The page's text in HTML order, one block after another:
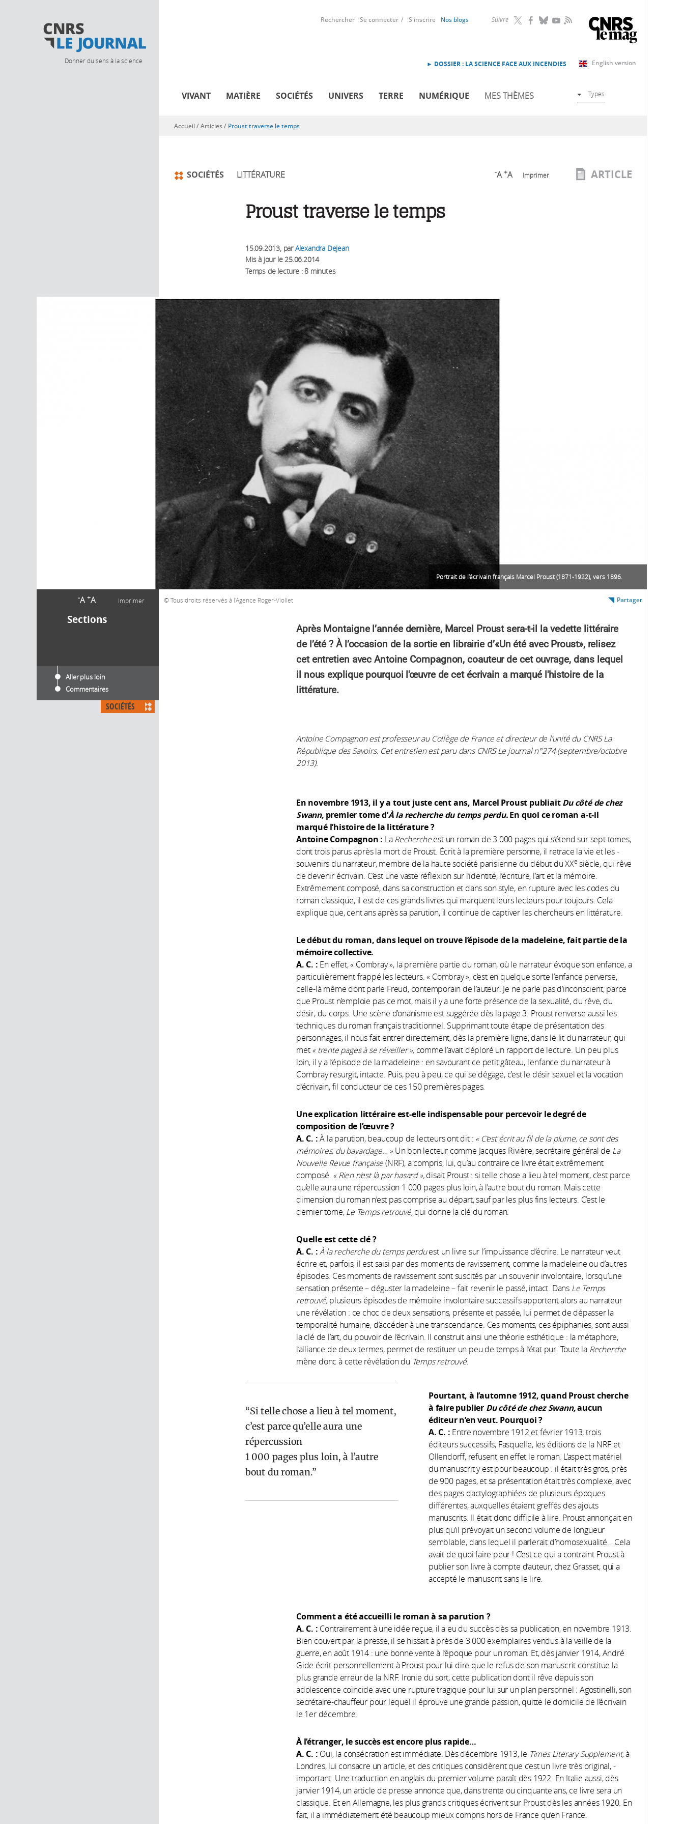
Donner du sens à la science
Suivre RSS
Rechercher Se connecter S'inscrire Nos blogs
English version
► DOSSIER : LA SCIENCE FACE AUX INCENDIES
VIVANT MATIÈRE SOCIÉTÉS UNIVERS TERRE NUMÉRIQUE MES THÈMES Types
-A +A Imprimer
Sections
Aller plus loin
Commentaires
SOCIÉTÉS
Vous êtes ici
Accueil/Articles/ Proust traverse le temps
SOCIÉTÉS LITTÉRATURE -A +A Imprimer ARTICLE
Proust traverse le temps
15.09.2013, parAlexandra Dejean
Mis à jour le 25.06.2014
Temps de lecture : 8 minutes
Portrait de l’écrivain français Marcel Proust (1871-1922), vers 1896.
Tous droits réservés à l'Agence Roger-Viollet Partager
Après Montaigne l’année dernière, Marcel Proust sera-t-il la vedette littéraire
de l’été ? À l’occasion de la sortie en librairie d’«Un été avec Proust», relisez
cet entretien avec Antoine Compagnon, coauteur de cet ouvrage, dans lequel
il nous explique pourquoi l'œuvre de cet écrivain a marqué l'histoire de la
littérature.
Antoine Compagnon est professeur au Collège de France et directeur de l’unité du CNRS La
République des Savoirs. Cet entretien est paru dans CNRS Le journal n°274 (septembre/octobre
2013).
En novembre 1913, il y a tout juste cent ans, Marcel Proust publiaitDu côté de chez
Swann,premier tome d’À la recherche du temps perdu.En quoi ce roman a-t-il
marqué l’histoire de la littérature ?
Antoine Compagnon : La Rechercheest un roman de 3 000 pages qui s’étend sur sept tomes,
dont trois parus après la mort de Proust. Écrit à la première personne, il retrace la vie et les ­
souvenirs du narrateur, membre de la haute société parisienne du début du XXe siècle, qui rêve
de devenir écrivain. C’est une vaste réflexion sur l’identité, l’écriture, l’art et la mémoire.
Extrêmement composé, dans sa construction et dans son style, en rupture avec les codes du
roman classique, il est de ces grands livres qui marquent leurs lecteurs pour toujours. Cela
explique que, cent ans après sa parution, il continue de captiver les ­chercheurs en littérature.
Le début du roman, dans lequel on trouve l’épisode de la madeleine, fait partie de la
mémoire collective.
A. C. : En effet, « Combray », la première partie du roman, où le narrateur évoque son enfance, a
particulièrement frappé les lecteurs. « Combray », c’est en quelque sorte l’enfance perverse,
celle-là même dont parle Freud, contemporain de l’auteur. Je ne parle pas d’inconscient, parce
que Proust n’emploie pas ce mot, mais il y a une forte présence de la sexualité, du rêve, du
désir, du corps. Une scène d’onanisme est suggérée dès la page 3. Proust renverse aussi les
techniques du roman français traditionnel. Supprimant toute étape de présentation des
personnages, il nous fait entrer directement, dès la première ligne, dans le lit du narrateur, qui
met « trente pages à se réveiller »,comme l’avait déploré un rapport de lecture. Un peu plus
loin, il y a l’épisode de la madeleine : en savourant ce petit gâteau, l'enfance du narrateur à
Combray resurgit, intacte. Puis, peu à peu, ce qui se dégage, c’est le désir sexuel et la vocation
d’écrivain, fil conducteur de ces 150 premières pages.
Une explication littéraire est-elle indispensable pour percevoir le degré de
composition de l’œuvre?
A. C. : À la parution, beaucoup de lecteurs ont dit : « C’est écrit au fil de la plume, ce sont des
mémoires, du bavardage… » Un bon lecteur comme Jacques Rivière, secrétaire général de La
Nouvelle Revue française(NRF), a compris, lui, qu’au contraire ce livre était extrêmement
composé. « Rien n’est là par hasard »,disait Proust : si telle chose a lieu à tel moment, c’est parce
qu’elle aura une répercussion 1 000 pages plus loin, à l’autre bout du roman. Mais cette
dimension du roman n’est pas comprise au départ, sauf par les plus fins lecteurs. C’est le
dernier tome, Le Temps retrouvé, qui donne la clé du roman.
Quelle est cette clé?
A. C. :À la recherche du temps perduest un livre sur l’impuissance d’écrire. Le narrateur veut
écrire et, parfois, il est saisi par des moments de ravissement, comme la madeleine ou d’autres
épisodes. Ces moments de ravissement sont suscités par un souvenir involontaire, lorsqu’une
sensation présente – déguster la madeleine – fait revenir le passé, intact. Dans Le Temps
retrouvé, plusieurs épisodes de mémoire involontaire successifs apportent alors au narrateur
une révélation : ce choc de deux sensations, présente et passée, lui permet de dépasser la
temporalité humaine, d’accéder à une transcendance. Ces moments, ces épiphanies, sont aussi
la clé de l’art, du pouvoir de l’écrivain. Il construit ainsi une théorie esthétique : la métaphore,
l’alliance de deux termes, permet de restituer un peu de temps à l’état pur. Toute la Recherche
mène donc à cette révélation du Temps retrouvé.
Si telle chose a lieu à tel moment,
c’est parce qu’elle aura une
répercussion
1 000 pages plus loin, à l’autre
bout du roman.
Pourtant, à l’automne 1912, quand Proust cherche
à faire publier Du côté de chez Swann,aucun
éditeur n’en veut. Pourquoi ?
A. C. : Entre novembre 1912 et février 1913, trois
éditeurs successifs, Fasquelle, les éditions de la NRF et
Ollendorff, refusent en effet le roman. L’aspect matériel
du manuscrit y est pour beaucoup : il était très gros, près
de 900 pages, et sa présentation était très complexe, avec
des pages dactylographiées de plusieurs époques
différentes, auxquelles étaient greffés des ajouts
manuscrits. Il était donc difficile à lire. Proust annonçait en
plus qu’il prévoyait un second volume de longueur
semblable, dans lequel il parlerait d’homosexualité… Cela
avait de quoi faire peur ! C’est ce qui a contraint Proust à
publier son livre à compte d’auteur, chez Grasset, qui a
accepté le manuscrit sans le lire.
Comment a été accueilli le roman à sa parution ?
A. C. : Contrairement à une idée reçue, il a eu du succès dès sa publication, en novembre 1913.
Bien couvert par la presse, il se hissait à près de 3 000 exemplaires vendus à la veille de la
guerre, en août 1914 : une bonne vente à l’époque pour un roman. Et, dès janvier 1914, André
Gide écrit personnellement à Proust pour lui dire que le refus de son manuscrit constitue la
plus grande erreur de la NRF. Ironie du sort, cette publication dont il rêve depuis son
adolescence coïncide avec une rupture tragique pour lui sur un plan personnel : Agostinelli, son
secrétaire-chauffeur pour lequel il éprouve une grande passion, quitte le domicile de l’écrivain
le 1er décembre.
À l’étranger, le succès est encore plus rapide…
A. C. : Oui, la consécration est immédiate. Dès décembre 1913, le Times Literary Supplement,à
Londres, lui consacre un article, et des critiques considèrent que c’est un livre très original, ­
important. Une traduction en anglais du premier volume paraît dès 1922. En Italie aussi, dès
janvier 1914, un article de presse annonce que, dans trente ou cinquante ans, ce livre sera un
classique. Et en Allemagne, les plus grands critiques écrivent sur Proust dès les années 1920. En
fait, il a immédiatement été beaucoup mieux compris hors de France qu’en France.